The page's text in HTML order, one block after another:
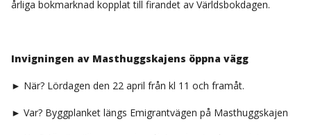
årliga bokmarknad kopplat till firandet av Världsbokdagen.
Invigningen av Masthuggskajens öppna vägg
► När? Lördagen den 22 april från kl 11 och framåt.
► Var? Byggplanket längs Emigrantvägen på Masthuggskajen